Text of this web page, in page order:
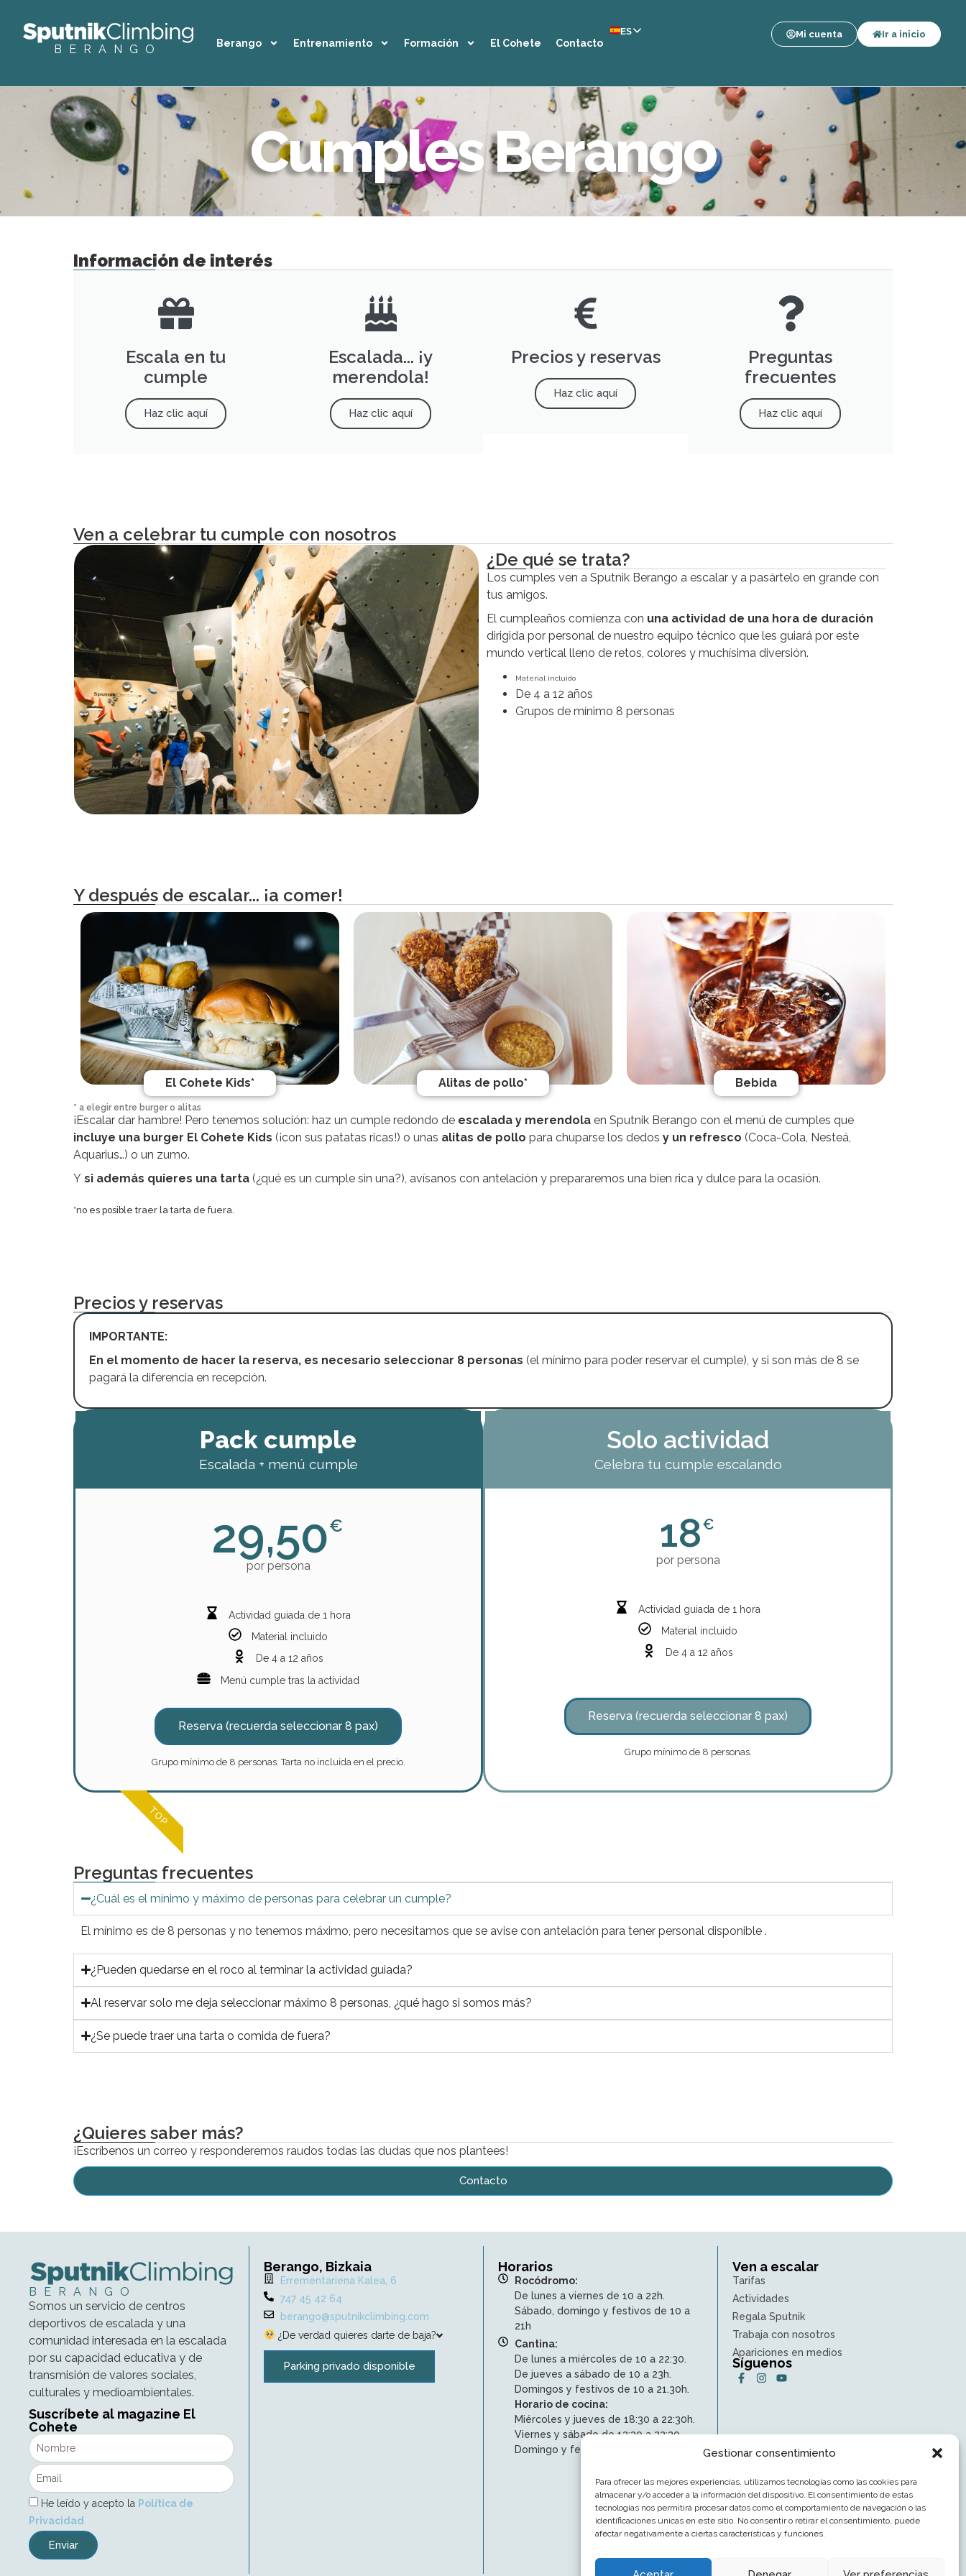
Gestionar consentimiento
Para ofrecer las mejores experiencias, utilizamos tecnologías como las cookies para
almacenar y/o acceder a la información del dispositivo. El consentimiento de estas
tecnologías nos permitirá procesar datos como el comportamiento de navegación o las
identificaciones únicas en este sitio. No consentir o retirar el consentimiento, puede
afectar negativamente a ciertas características y funciones.
BERANGO Berango Entrenamiento Formación El Cohete Contacto
ES Mi cuenta Ir a inicio
Cumples Berango
Información de interés
Escala en tu
cumple
Haz clic aquí
Escalada... ¡y
merendola!
Haz clic aquí
Precios y reservas
Haz clic aquí
Preguntas
frecuentes
Haz clic aquí
Ven a celebrar tu cumple con nosotros
¿De qué se trata?
Los cumples ven a Sputnik Berango a escalar y a pasártelo en grande con
tus amigos.
El cumpleaños comienza con una actividad de una hora de duración
dirigida por personal de nuestro equipo técnico que les guiará por este
mundo vertical lleno de retos, colores y muchísima diversión.
Material incluido
De 4 a 12 años
Grupos de mínimo 8 personas
Y después de escalar... ¡a comer!
El Cohete Kids* Alitas de pollo* Bebida
* a elegir entre burger o alitas
¡Escalar dar hambre! Pero tenemos solución: haz un cumple redondo de escalada y merendola en Sputnik Berango con el menú de cumples que
incluye una burger El Cohete Kids (¡con sus patatas ricas!) o unas alitas de pollo para chuparse los dedos y un refresco (Coca-Cola, Nesteá,
Aquarius…) o un zumo.
Y si además quieres una tarta (¿qué es un cumple sin una?), avísanos con antelación y prepararemos una bien rica y dulce para la ocasión.
*no es posible traer la tarta de fuera.
Precios y reservas
IMPORTANTE:
En el momento de hacer la reserva, es necesario seleccionar 8 personas (el mínimo para poder reservar el cumple), y si son más de 8 se
pagará la diferencia en recepción.
Pack cumple
Escalada + menú cumple
29,50€
por persona
Actividad guiada de 1 hora
Material incluido
De 4 a 12 años
Menú cumple tras la actividad
Reserva (recuerda seleccionar 8 pax)
Grupo mínimo de 8 personas. Tarta no incluida en el precio.
TOP
Solo actividad
Celebra tu cumple escalando
18€
por persona
Actividad guiada de 1 hora
Material incluido
De 4 a 12 años
Reserva (recuerda seleccionar 8 pax)
Grupo mínimo de 8 personas.
Preguntas frecuentes
¿Cuál es el mínimo y máximo de personas para celebrar un cumple?
El mínimo es de 8 personas y no tenemos máximo, pero necesitamos que se avise con antelación para tener personal disponible .
¿Pueden quedarse en el roco al terminar la actividad guiada?
Al reservar solo me deja seleccionar máximo 8 personas, ¿qué hago si somos más?
¿Se puede traer una tarta o comida de fuera?
¿Quieres saber más?
¡Escríbenos un correo y responderemos raudos todas las dudas que nos plantees!
Contacto
BERANGO
Somos un servicio de centros
deportivos de escalada y una
comunidad interesada en la escalada
por su capacidad educativa y de
transmisión de valores sociales,
culturales y medioambientales.
Suscríbete al magazine El
Cohete
He leído y acepto la Política de
Privacidad
Enviar
Berango, Bizkaia
Errementariena Kalea, 6
747 45 42 64‬
berango@sputnikclimbing.com
¿De verdad quieres darte de baja?
Parking privado disponible
Horarios
Rocódromo:
De lunes a viernes de 10 a 22h.
Sábado, domingo y festivos de 10 a
21h
Cantina:
De lunes a miércoles de 10 a 22:30.
De jueves a sábado de 10 a 23h.
Domingos y festivos de 10 a 21.30h.
Horario de cocina:
Miércoles y jueves de 18:30 a 22:30h.
Viernes y sábado de 13:30 a 22:30.
Domingo y festivos de 12:30 a 18:30h.
Ven a escalar
Tarifas
Actividades
Regala Sputnik
Trabaja con nosotros
Apariciones en medios
Síguenos